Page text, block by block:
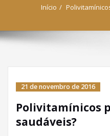
Início
21 de novembro de 2016
Polivitamínicos
saudáveis?